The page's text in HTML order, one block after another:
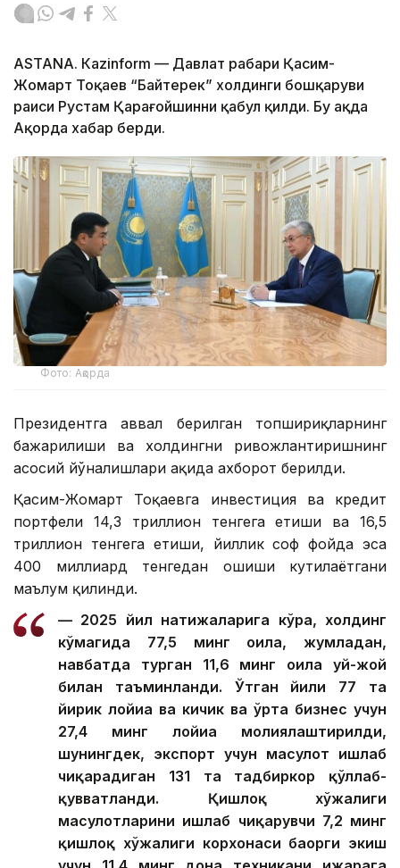
ASTANА. Каzinform — Давлат раҳбари Қасим-
Жомарт Тоқаев “Байтерек” холдинги бошқаруви
раиси Рустам Қарағойшинни қабул қилди. Бу ҳақда
Ақорда хабар берди.
Фото: Ақорда
Президентга аввал берилган топшириқларнинг
бажарилиши ва холдингни ривожлантиришнинг
асосий йўналишлари ҳақида ахборот берилди.
Қасим-Жомарт Тоқаевга инвестиция ва кредит
портфели 14,3 триллион тенгега етиши ва 16,5
триллион тенгега етиши, йиллик соф фойда эса
400 миллиард тенгедан ошиши кутилаётгани
маълум қилинди.
— 2025 йил натижаларига кўра, холдинг
кўмагида 77,5 минг оила, жумладан,
навбатда турган 11,6 минг оила уй-жой
билан таъминланди. Ўтган йили 77 та
йирик лойиҳа ва кичик ва ўрта бизнес учун
27,4 минг лойиҳа молиялаштирилди,
шунингдек, экспорт учун маҳсулот ишлаб
чиқарадиган 131 та тадбиркор қўллаб-
қувватланди. Қишлоқ хўжалиги
маҳсулотларини ишлаб чиқарувчи 7,2 минг
қишлоқ хўжалиги корхонаси баҳорги экиш